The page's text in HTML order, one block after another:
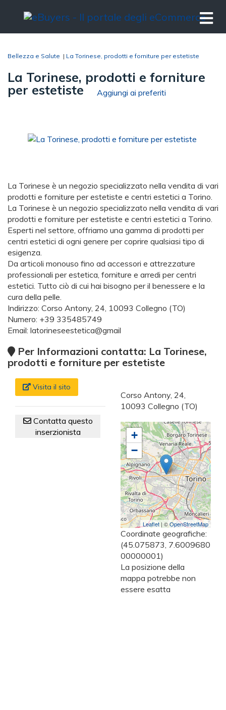
Bellezza e Salute | La Torinese, prodotti e forniture per estetiste
La Torinese, prodotti e forniture
per estetiste
Aggiungi ai preferiti
La Torinese è un negozio specializzato nella vendita di vari
prodotti e forniture per estetiste e centri estetici a Torino.
La Torinese è un negozio specializzato nella vendita di vari
prodotti e forniture per estetiste e centri estetici a Torino.
Esperti nel settore, offriamo una gamma di prodotti per
centri estetici di ogni genere per coprire qualsiasi tipo di
esigenza.
Da articoli monouso fino ad accessori e attrezzature
professionali per estetica, forniture e arredi per centri
estetici. Tutto ciò di cui hai bisogno per il benessere e la
cura della pelle.
Indirizzo: Corso Antony, 24, 10093 Collegno (TO)
Numero: +39 335485749
Email: latorineseestetica@gmail
Per Informazioni contatta: La Torinese,
prodotti e forniture per estetiste
Visita il sito
Contatta questo
inserzionista
Corso Antony, 24,
10093 Collegno (TO)
+
−
Leaflet | ©OpenStreetMap
Coordinate geografiche:
(45.075873, 7.6009680
00000001)
La posizione della
mappa potrebbe non
essere esatta